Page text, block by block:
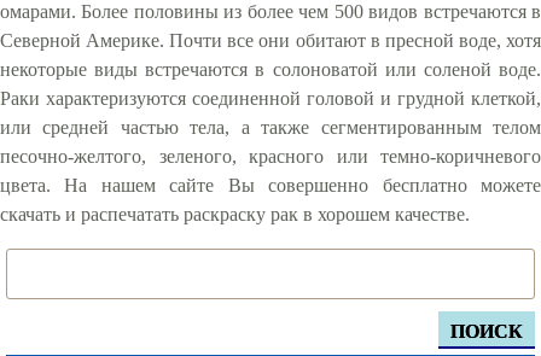
ПОИСК
омарами. Более половины из более чем 500 видов встречаются в
Северной Америке. Почти все они обитают в пресной воде, хотя
некоторые виды встречаются в солоноватой или соленой воде.
Раки характеризуются соединенной головой и грудной клеткой,
или средней частью тела, а также сегментированным телом
песочно-желтого, зеленого, красного или темно-коричневого
цвета. На нашем сайте Вы совершенно бесплатно можете
скачать и распечатать раскраску рак в хорошем качестве.